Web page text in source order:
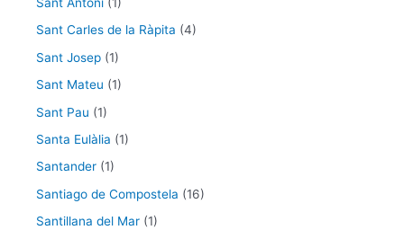
Sant Carles de la Ràpita (4)
Sant Josep (1)
Sant Mateu (1)
Sant Pau (1)
Santa Eulàlia (1)
Santander (1)
Santiago de Compostela (16)
Santillana del Mar (1)